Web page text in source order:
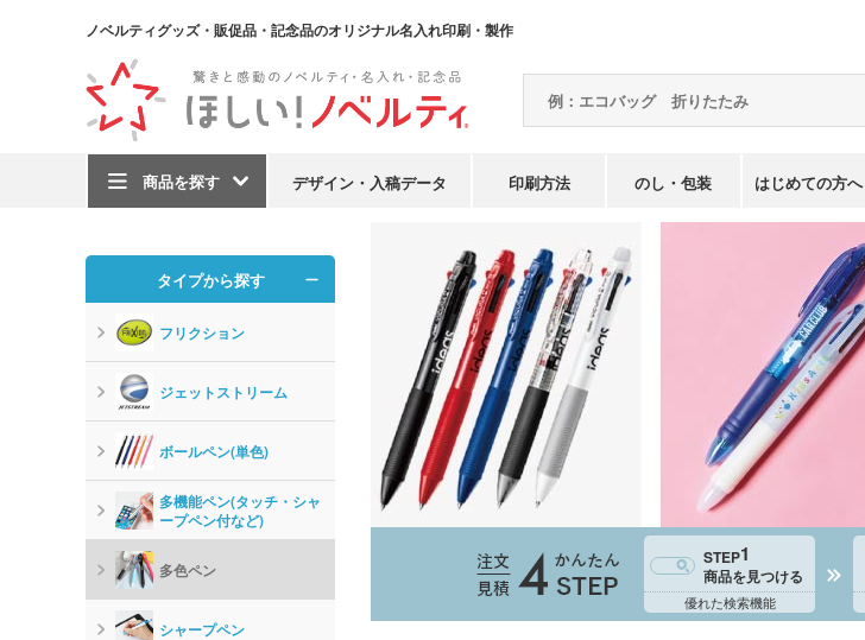
ノベルティグッズ・販促品・記念品のオリジナル名入れ印刷・製作
商品を探す デザイン・入稿データ 印刷方法 のし・包装 はじめての方へ
ペン・筆記用具 多色ペン
STEP1
商品を見つける
優れた検索機能
タイプから探す
フリクション
ジェットストリーム
ボールペン(単色)
多機能ペン(タッチ・シャ
ープペン付など)
多色ペン
シャープペン